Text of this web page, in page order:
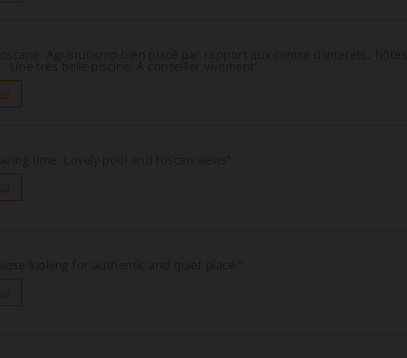
Agristurismo bien placé par rapport aux centre d'interets,, hôtes
Une très belle piscine. A conseiller vivement”
time. Lovely pool and tuscan views”
looking for authentic and quiet place.”